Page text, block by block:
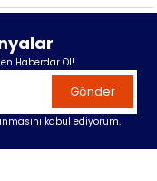
Haberdar Ol!
Gönder
kabul ediyorum.